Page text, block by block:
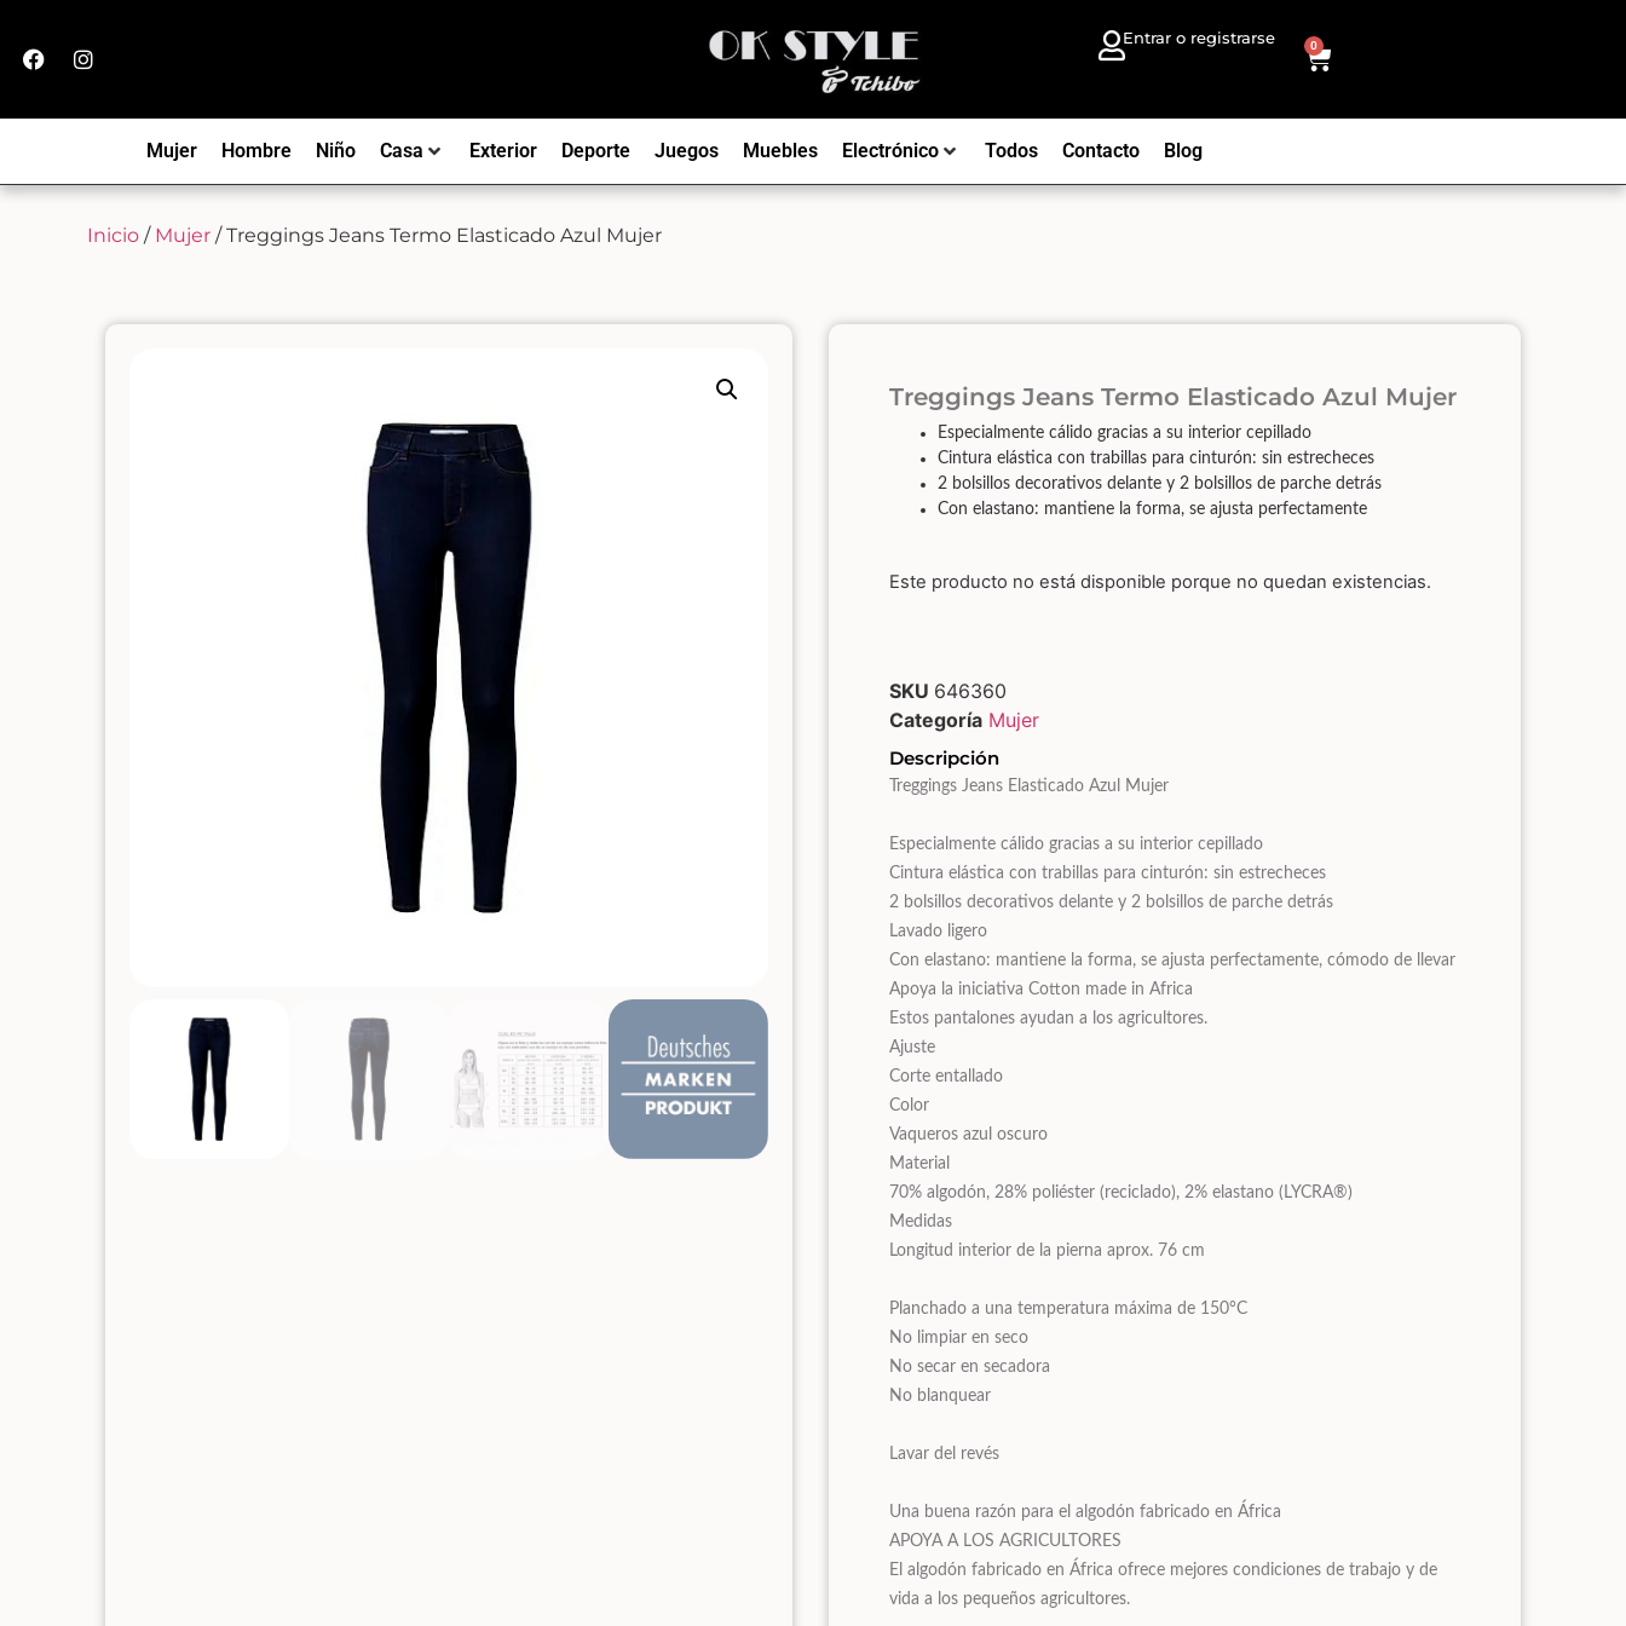
Entrar o registrarse 0
Mujer Hombre Niño Casa Exterior Deporte Juegos Muebles Electrónico Todos Contacto Blog
Inicio / Mujer / Treggings Jeans Termo Elasticado Azul Mujer
Treggings Jeans Termo Elasticado Azul Mujer
Especialmente cálido gracias a su interior cepillado
Cintura elástica con trabillas para cinturón: sin estrecheces
2 bolsillos decorativos delante y 2 bolsillos de parche detrás
Con elastano: mantiene la forma, se ajusta perfectamente
Este producto no está disponible porque no quedan existencias.
SKU 646360
Categoría Mujer
Descripción
Treggings Jeans Elasticado Azul Mujer
Especialmente cálido gracias a su interior cepillado
Cintura elástica con trabillas para cinturón: sin estrecheces
2 bolsillos decorativos delante y 2 bolsillos de parche detrás
Lavado ligero
Con elastano: mantiene la forma, se ajusta perfectamente, cómodo de llevar
Apoya la iniciativa Cotton made in Africa
Estos pantalones ayudan a los agricultores.
Ajuste
Corte entallado
Color
Vaqueros azul oscuro
Material
70% algodón, 28% poliéster (reciclado), 2% elastano (LYCRA®)
Medidas
Longitud interior de la pierna aprox. 76 cm
Planchado a una temperatura máxima de 150°C
No limpiar en seco
No secar en secadora
No blanquear
Lavar del revés
Una buena razón para el algodón fabricado en África
APOYA A LOS AGRICULTORES
El algodón fabricado en África ofrece mejores condiciones de trabajo y de
vida a los pequeños agricultores.